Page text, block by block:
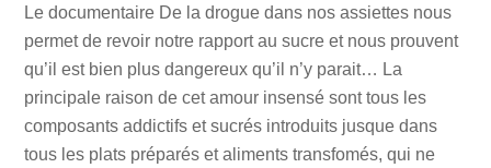
Le documentaire De la drogue dans nos assiettes nous
permet de revoir notre rapport au sucre et nous prouvent
qu’il est bien plus dangereux qu’il n’y parait… La
principale raison de cet amour insensé sont tous les
composants addictifs et sucrés introduits jusque dans
tous les plats préparés et aliments transfomés, qui ne